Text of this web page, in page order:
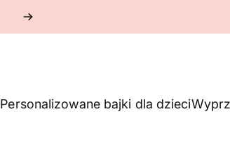
Personalizowane bajki dla dzieci